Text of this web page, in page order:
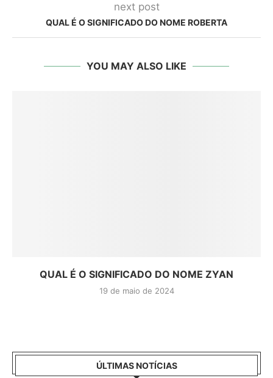
next post
QUAL É O SIGNIFICADO DO NOME ROBERTA
YOU MAY ALSO LIKE
QUAL É O SIGNIFICADO DO NOME ZYAN
19 de maio de 2024
ÚLTIMAS NOTÍCIAS